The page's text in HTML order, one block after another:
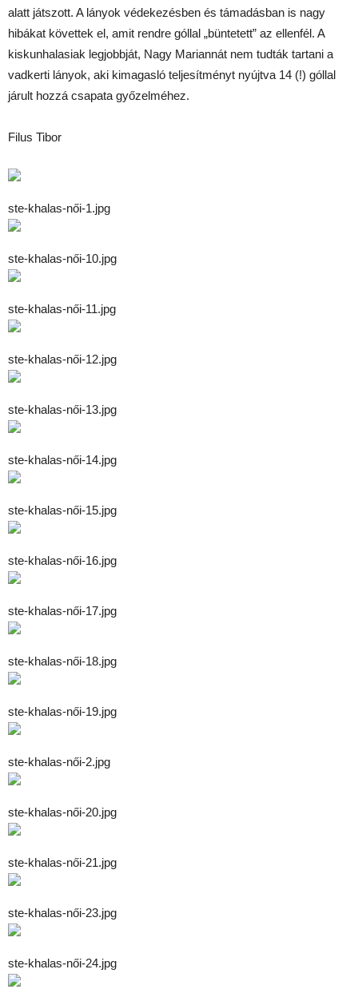
alatt játszott. A lányok védekezésben és támadásban is nagy
hibákat követtek el, amit rendre góllal „büntetett” az ellenfél. A
kiskunhalasiak legjobbját, Nagy Mariannát nem tudták tartani a
vadkerti lányok, aki kimagasló teljesítményt nyújtva 14 (!) góllal
járult hozzá csapata győzelméhez.
Filus Tibor
ste-khalas-női-1.jpg
ste-khalas-női-10.jpg
ste-khalas-női-11.jpg
ste-khalas-női-12.jpg
ste-khalas-női-13.jpg
ste-khalas-női-14.jpg
ste-khalas-női-15.jpg
ste-khalas-női-16.jpg
ste-khalas-női-17.jpg
ste-khalas-női-18.jpg
ste-khalas-női-19.jpg
ste-khalas-női-2.jpg
ste-khalas-női-20.jpg
ste-khalas-női-21.jpg
ste-khalas-női-23.jpg
ste-khalas-női-24.jpg